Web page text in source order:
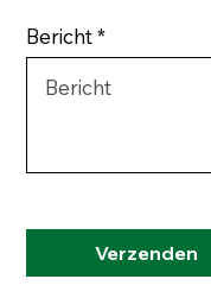
Bericht
Verzenden